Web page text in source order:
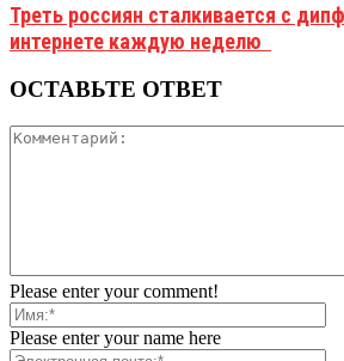
Треть россиян сталкивается с
интернете каждую неделю
ОСТАВЬТЕ ОТВЕТ
Please enter your comment!
Please enter your name here